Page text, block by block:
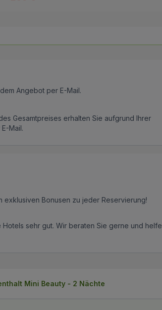
Angebot per E-Mail.
Gesamtpreises erhalten Sie aufgrund Ihrer
Mail.
exklusiven Bonusen zu jeder Reservierung!
sehr gut. Wir beraten Sie gerne und
Mini Beauty - 2 Nächte